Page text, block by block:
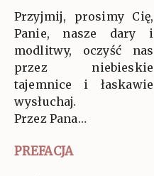
Przyjmij, prosimy Cię,
Panie, nasze dary i
modlitwy, oczyść nas
przez niebieskie
tajemnice i łaskawie
wysłuchaj.
Przez Pana…
PREFACJA